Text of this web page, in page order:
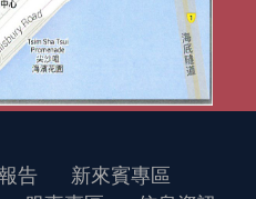
告
新來賓專區